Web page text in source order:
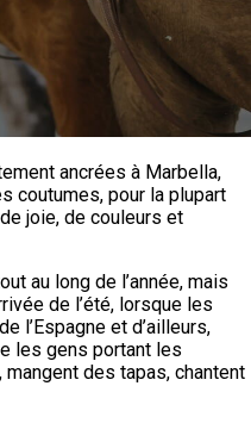
ancrées à Marbella,
coutumes, pour la plupart
joie, de couleurs et
au long de l’année, mais
de l’été, lorsque les
l’Espagne et d’ailleurs,
les gens portant les
des tapas, chantent